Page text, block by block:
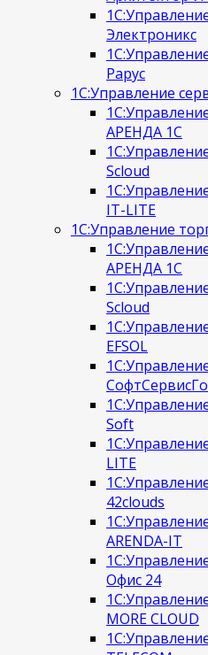
Электроникс
Рарус
1С:Управление
АРЕНДА 1С
Scloud
IT-LITE
1С:Управление
АРЕНДА 1С
Scloud
EFSOL
Soft
LITE
42clouds
ARENDA-IT
Офис 24
MORE CLOUD